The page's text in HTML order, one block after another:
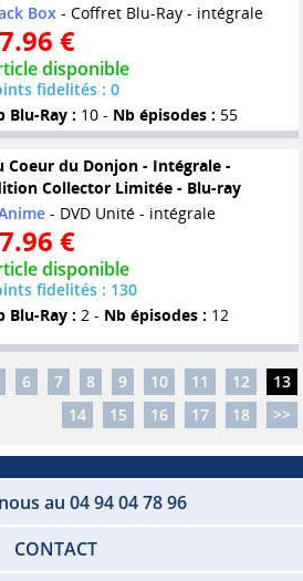
Box- Coffret Blu-Ray - intégrale
€
disponible
fidelités : 0
Blu-Ray : 10 - Nb épisodes : 55
Coeur du Donjon - Intégrale -
Collector Limitée - Blu-ray
- DVD Unité - intégrale
€
disponible
fidelités : 130
Blu-Ray : 2 - Nb épisodes : 12
6 7 8 9 10 11 12
13
14
15 16 17 18 >>
au 04 94 04 78 96
CONTACT